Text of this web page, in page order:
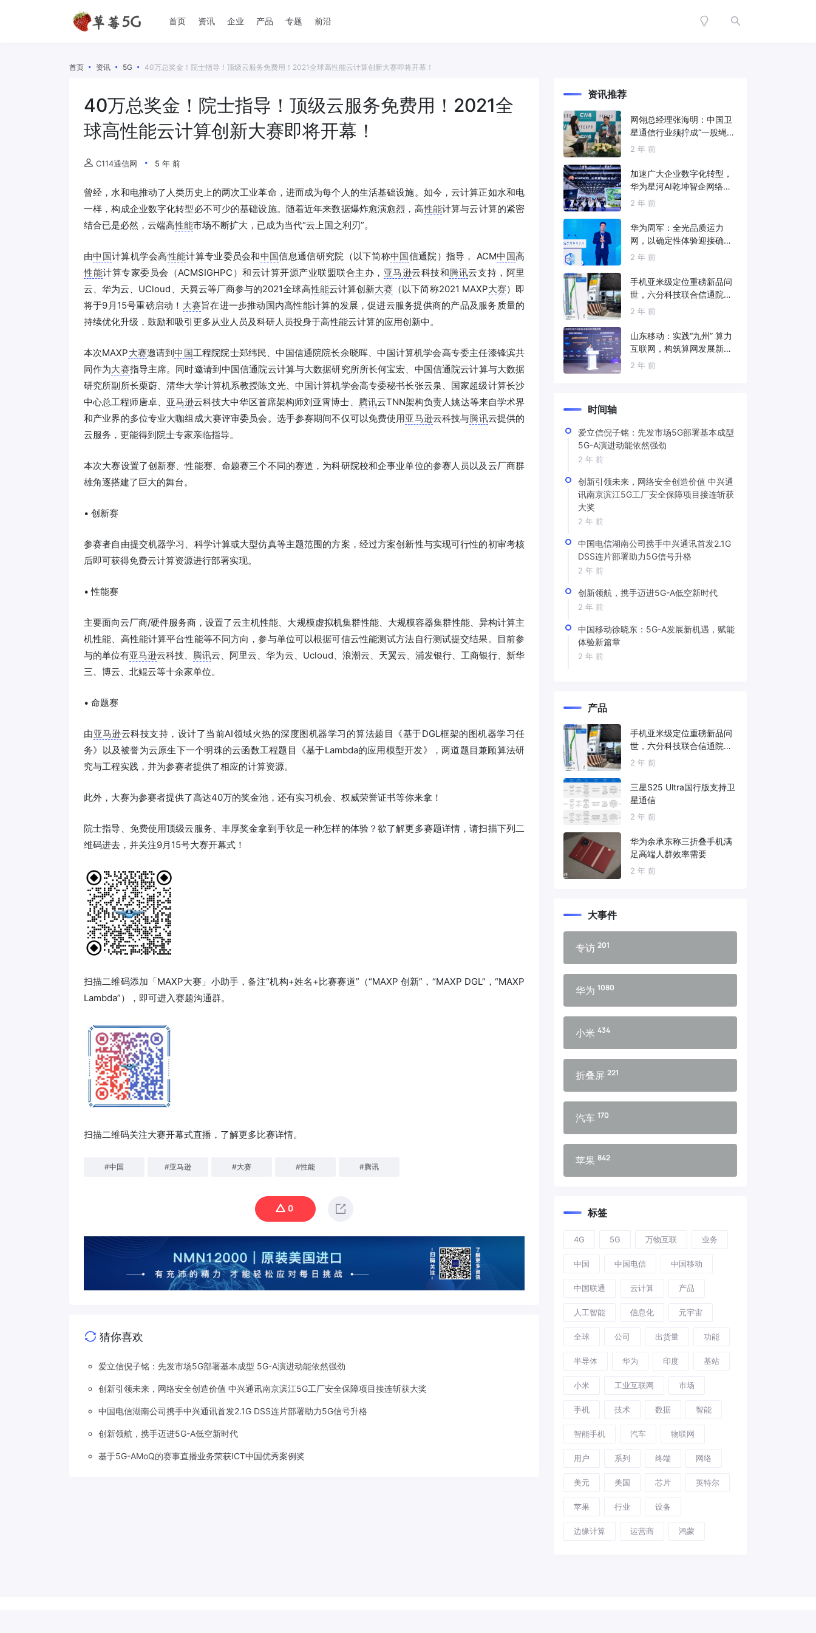
首页 资讯 企业 产品 专题 前沿
首页 资讯 5G 40万总奖金！院士指导！顶级云服务免费用！2021全球高性能云计算创新大赛即将开幕！
40万总奖金！院士指导！顶级云服务免费用！2021全
球高性能云计算创新大赛即将开幕！
C114通信网 5 年 前
曾经，水和电推动了人类历史上的两次工业革命，进而成为每个人的生活基础设施。如今，云计算正如水和电
一样，构成企业数字化转型必不可少的基础设施。随着近年来数据爆炸愈演愈烈，高性能计算与云计算的紧密
结合已是必然，云端高性能市场不断扩大，已成为当代“云上国之利刃”。
由中国计算机学会高性能计算专业委员会和中国信息通信研究院（以下简称中国信通院）指导， ACM中国高
性能计算专家委员会（ACMSIGHPC）和云计算开源产业联盟联合主办， 亚马逊云科技和腾讯云支持，阿里
云、华为云、UCloud、天翼云等厂商参与的2021全球高性能云计算创新大赛 （以下简称2021 MAXP大赛）即
将于9月15号重磅启动！ 大赛旨在进一步推动国内高性能计算的发展，促进云服务提供商的产品及服务质量的
持续优化升级，鼓励和吸引更多从业人员及科研人员投身于高性能云计算的应用创新中。
本次MAXP大赛邀请到中国工程院院士郑纬民、中国信通院院长余晓晖、中国计算机学会高专委主任漆锋滨共
同作为大赛指导主席。同时邀请到中国信通院云计算与大数据研究所所长何宝宏、中国信通院云计算与大数据
研究所副所长栗蔚、清华大学计算机系教授陈文光、中国计算机学会高专委秘书长张云泉、国家超级计算长沙
中心总工程师唐卓、 亚马逊云科技大中华区首席架构师刘亚霄博士、 腾讯云TNN架构负责人姚达等来自学术界
和产业界的多位专业大咖组成大赛评审委员会。选手参赛期间不仅可以免费使用亚马逊云科技与腾讯云提供的
云服务，更能得到院士专家亲临指导。
本次大赛设置了创新赛、性能赛、命题赛三个不同的赛道，为科研院校和企事业单位的参赛人员以及云厂商群
雄角逐搭建了巨大的舞台。
• 创新赛
参赛者自由提交机器学习、科学计算或大型仿真等主题范围的方案，经过方案创新性与实现可行性的初审考核
后即可获得免费云计算资源进行部署实现。
• 性能赛
主要面向云厂商/硬件服务商，设置了云主机性能、大规模虚拟机集群性能、大规模容器集群性能、异构计算主
机性能、高性能计算平台性能等不同方向，参与单位可以根据可信云性能测试方法自行测试提交结果。目前参
与的单位有亚马逊云科技、 腾讯云、阿里云、华为云、Ucloud、浪潮云、天翼云、浦发银行、工商银行、新华
三、博云、北鲲云等十余家单位。
• 命题赛
由亚马逊云科技支持，设计了当前AI领域火热的深度图机器学习的算法题目《基于DGL框架的图机器学习任
务》以及被誉为云原生下一个明珠的云函数工程题目《基于Lambda的应用模型开发》，两道题目兼顾算法研
究与工程实践，并为参赛者提供了相应的计算资源。
此外，大赛为参赛者提供了高达40万的奖金池，还有实习机会、权威荣誉证书等你来拿！
院士指导、免费使用顶级云服务、丰厚奖金拿到手软是一种怎样的体验？欲了解更多赛题详情，请扫描下列二
维码进去，并关注9月15号大赛开幕式！
扫描二维码添加「MAXP大赛」小助手，备注“机构+姓名+比赛赛道”（“MAXP 创新”，“MAXP DGL”，“MAXP
Lambda”），即可进入赛题沟通群。
扫描二维码关注大赛开幕式直播，了解更多比赛详情。
#中国 #亚马逊 #大赛 #性能 #腾讯
0
猜你喜欢
爱立信倪子铭：先发市场5G部署基本成型 5G-A演进动能依然强劲
创新引领未来，网络安全创造价值 中兴通讯南京滨江5G工厂安全保障项目接连斩获大奖
中国电信湖南公司携手中兴通讯首发2.1G DSS连片部署助力5G信号升格
创新领航，携手迈进5G-A低空新时代
基于5G-AMoQ的赛事直播业务荣获ICT中国优秀案例奖
资讯推荐
网翎总经理张海明：中国卫
星通信行业须拧成“一股绳”
共同打造垂直产业链
2 年 前
加速广大企业数字化转型，
华为星河AI乾坤智企网络解
决方案亮相2024中国国际信
2 年 前
华为周军：全光品质运力
网，以确定性体验迎接确定
性的智能时代
2 年 前
手机亚米级定位重磅新品问
世，六分科技联合信通院发
布免费服务
2 年 前
山东移动：实践“九州” 算力
互联网，构筑算网发展新底
座
2 年 前
时间轴
爱立信倪子铭：先发市场5G部署基本成型
5G-A演进动能依然强劲
2 年 前
创新引领未来，网络安全创造价值 中兴通
讯南京滨江5G工厂安全保障项目接连斩获
大奖
2 年 前
中国电信湖南公司携手中兴通讯首发2.1G
DSS连片部署助力5G信号升格
2 年 前
创新领航，携手迈进5G-A低空新时代
2 年 前
中国移动徐晓东：5G-A发展新机遇，赋能
体验新篇章
2 年 前
产品
手机亚米级定位重磅新品问
世，六分科技联合信通院发
布免费服务
2 年 前
三星S25 Ultra国行版支持卫
星通信
2 年 前
华为余承东称三折叠手机满
足高端人群效率需要
2 年 前
大事件
专访 201
华为 1080
小米 434
折叠屏 221
汽车 170
苹果 842
标签
4G 5G 万物互联 业务
中国 中国电信 中国移动
中国联通 云计算 产品
人工智能 信息化 元宇宙
全球 公司 出货量 功能
半导体 华为 印度 基站
小米 工业互联网 市场
手机 技术 数据 智能
智能手机 汽车 物联网
用户 系列 终端 网络
美元 美国 芯片 英特尔
苹果 行业 设备
边缘计算 运营商 鸿蒙